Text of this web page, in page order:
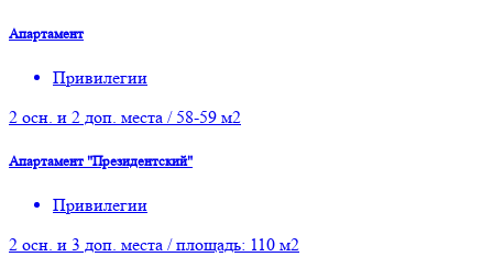
Апартамент
Привилегии
2 осн. и 2 доп. места / 58-59 м2
Апартамент "Президентский"
Привилегии
2 осн. и 3 доп. места / площадь: 110 м2